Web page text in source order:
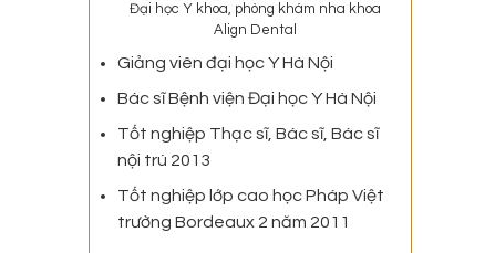
Đại học Y khoa, phòng khám nha khoa
Align Dental
Giảng viên đại học Y Hà Nội
Bác sĩ Bệnh viện Đại học Y Hà Nội
Tốt nghiệp Thạc sĩ, Bác sĩ, Bác sĩ
nội trú 2013
Tốt nghiệp lớp cao học Pháp Việt
trường Bordeaux 2 năm 2011